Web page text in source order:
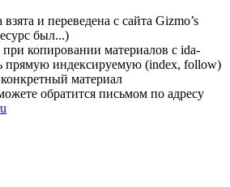
и переведена с сайта Gizmo’s
был...)
при копировании материалов с ida-
прямую индексируемую (index, follow)
материал
обратится письмом по адресу